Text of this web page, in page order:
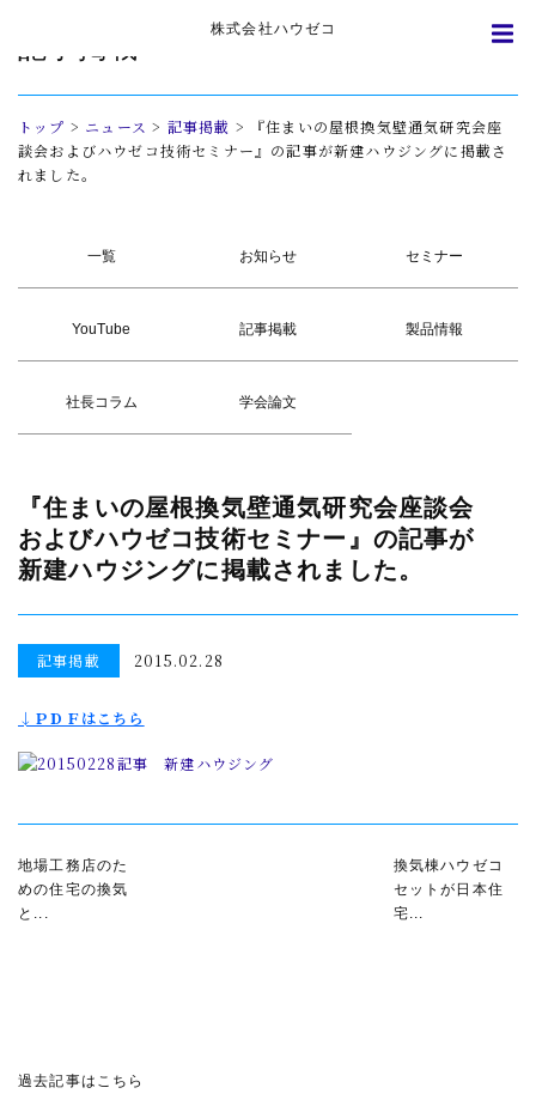
株式会社ハウゼコ
トップ > ニュース > 記事掲載 >
『住まいの屋根換気壁通気研究会座
談会およびハウゼコ技術セミナー』の記事が新建ハウジングに掲載さ
れました。
一覧 お知らせ セミナー
YouTube 記事掲載 製品情報
社長コラム 学会論文
『住まいの屋根換気壁通気研究会座談会
およびハウゼコ技術セミナー』の記事が
新建ハウジングに掲載されました。
記事掲載 2015.02.28
↓ＰＤＦはこちら
地場工務店のた
めの住宅の換気
と...
換気棟ハウゼコ
セットが日本住
宅...
過去記事はこちら